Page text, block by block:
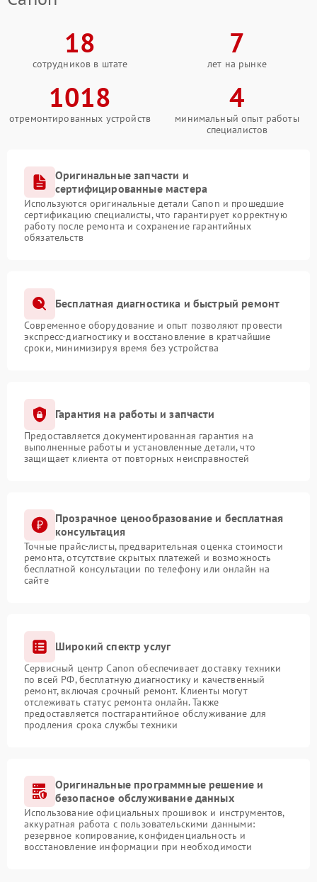
18
сотрудников в штате
7
лет на рынке
1018
отремонтированных устройств
4
минимальный опыт работы
специалистов
Оригинальные запчасти и
сертифицированные мастера
Используются оригинальные детали Canon и прошедшие
сертификацию специалисты, что гарантирует корректную
работу после ремонта и сохранение гарантийных
обязательств
Бесплатная диагностика и быстрый ремонт
Современное оборудование и опыт позволяют провести
экспресс-диагностику и восстановление в кратчайшие
сроки, минимизируя время без устройства
Гарантия на работы и запчасти
Предоставляется документированная гарантия на
выполненные работы и установленные детали, что
защищает клиента от повторных неисправностей
Прозрачное ценообразование и бесплатная
консультация
Точные прайс-листы, предварительная оценка стоимости
ремонта, отсутствие скрытых платежей и возможность
бесплатной консультации по телефону или онлайн на
сайте
Широкий спектр услуг
Сервисный центр Canon обеспечивает доставку техники
по всей РФ, бесплатную диагностику и качественный
ремонт, включая срочный ремонт. Клиенты могут
отслеживать статус ремонта онлайн. Также
предоставляется постгарантийное обслуживание для
продления срока службы техники
Оригинальные программные решение и
безопасное обслуживание данных
Использование официальных прошивок и инструментов,
аккуратная работа с пользовательскими данными:
резервное копирование, конфиденциальность и
восстановление информации при необходимости